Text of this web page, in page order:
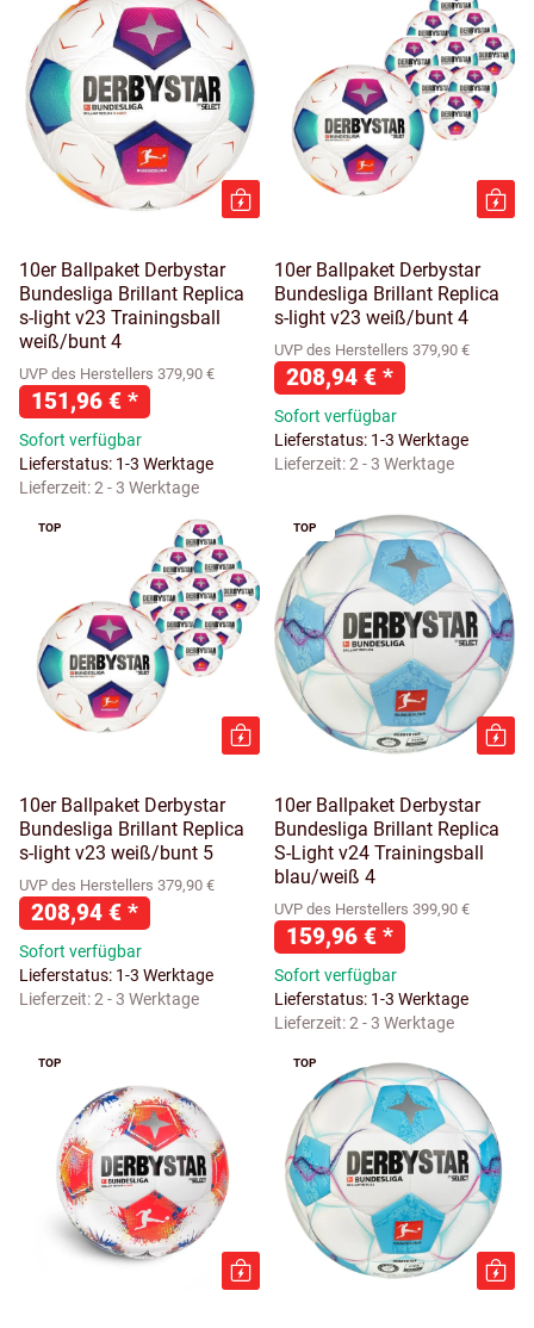
10er Ballpaket Derbystar
Bundesliga Brillant Replica
s-light v23 Trainingsball
weiß/bunt 4
UVP des Herstellers 379,90 €
151,96 € *
Sofort verfügbar
Lieferstatus: 1-3 Werktage
Lieferzeit:2 - 3 Werktage
10er Ballpaket Derbystar
Bundesliga Brillant Replica
s-light v23 weiß/bunt 4
UVP des Herstellers 379,90 €
208,94 € *
Sofort verfügbar
Lieferstatus: 1-3 Werktage
Lieferzeit:2 - 3 Werktage
TOP
10er Ballpaket Derbystar
Bundesliga Brillant Replica
s-light v23 weiß/bunt 5
UVP des Herstellers 379,90 €
208,94 € *
Sofort verfügbar
Lieferstatus: 1-3 Werktage
Lieferzeit:2 - 3 Werktage
TOP
10er Ballpaket Derbystar
Bundesliga Brillant Replica
S-Light v24 Trainingsball
blau/weiß 4
UVP des Herstellers 399,90 €
159,96 € *
Sofort verfügbar
Lieferstatus: 1-3 Werktage
Lieferzeit:2 - 3 Werktage
TOP TOP